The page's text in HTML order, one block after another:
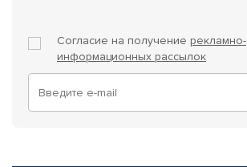
Согласие на получение рекламно-
информационных рассылок